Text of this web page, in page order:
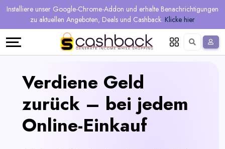
Installiere unser Google-Chrome-Addon und erhalte Benachrichtigungen
zu aktuellen Angeboten, Deals und Cashback. Klicke hier
Regional
Shops
Online-
Shops
Gutscheine
&
Angebote
Mehr
verdienen
verdienen
Empfehlen
und
Sprache
Verdiene Geld
zurück – bei jedem
Online-Einkauf